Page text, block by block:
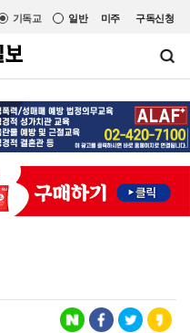
미주 구독신청
일반
기독교